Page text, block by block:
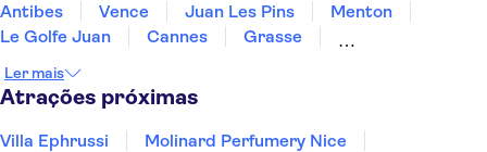
Antibes
Vence Juan Les Pins
Menton
Le Golfe Juan
Cannes
Grasse
St Tropez
Gassin
Ler mais
Atrações próximas
Villa Ephrussi
Molinard Perfumery Nice